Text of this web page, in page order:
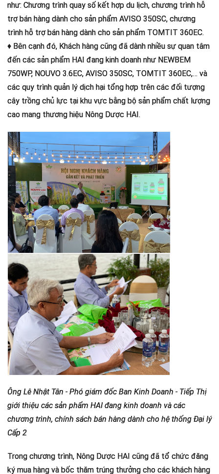
như: Chương trình quay số kết hợp du lịch, chương trình hỗ
trợ bán hàng dành cho sản phẩm AVISO 350SC, chương
trình hỗ trợ bán hàng dành cho sản phẩm TOMTIT 360EC.
♦ Bên cạnh đó, Khách hàng cũng đã dành nhiều sự quan tâm
đến các sản phẩm HAI đang kinh doanh như NEWBEM
750WP, NOUVO 3.6EC, AVISO 350SC, TOMTIT 360EC,… và
các quy trình quản lý dịch hại tổng hợp trên các đối tượng
cây trồng chủ lực tại khu vực bằng bộ sản phẩm chất lượng
cao mang thương hiệu Nông Dược HAI.
Ông Lê Nhật Tân - Phó giám đốc Ban Kinh Doanh - Tiếp Thị
giới thiệu các sản phẩm HAI đang kinh doanh và các
chương trình, chính sách bán hàng dành cho hệ thống Đại lý
Cấp 2
Trong chương trình, Nông Dược HAI cũng đã tổ chức đăng
ký mua hàng và bốc thăm trúng thưởng cho các khách hàng